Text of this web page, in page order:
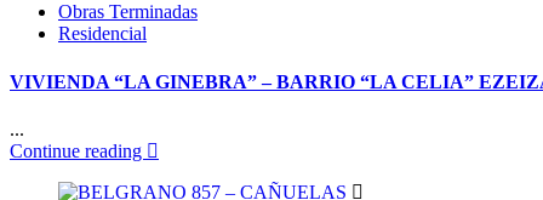
Obras Terminadas
Residencial
VIVIENDA “LA GINEBRA” – BARRIO “LA CELIA”
...
Continue reading